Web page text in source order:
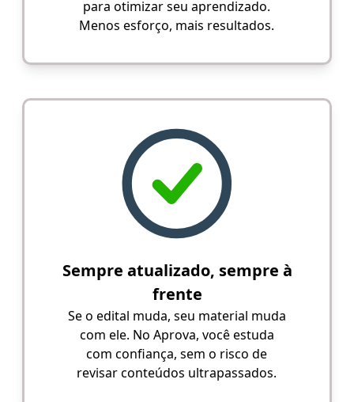
para otimizar seu aprendizado.
Menos esforço, mais resultados.
Sempre atualizado, sempre à
frente
Se o edital muda, seu material muda
com ele. No Aprova, você estuda
com confiança, sem o risco de
revisar conteúdos ultrapassados.